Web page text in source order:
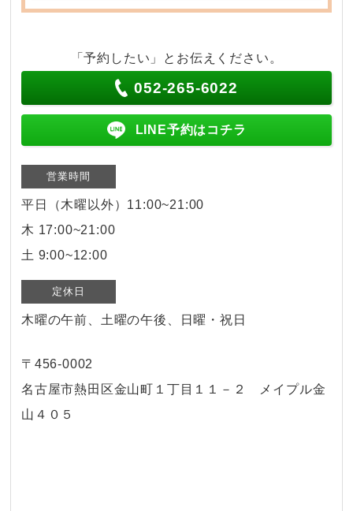
「予約したい」とお伝えください。
052-265-6022
LINE予約はコチラ
営業時間
平日（木曜以外）11:00~21:00
木 17:00~21:00
土 9:00~12:00
定休日
木曜の午前、土曜の午後、日曜・祝日
〒456-0002
名古屋市熱田区金山町１丁目１１－２ メイプル金
山４０５